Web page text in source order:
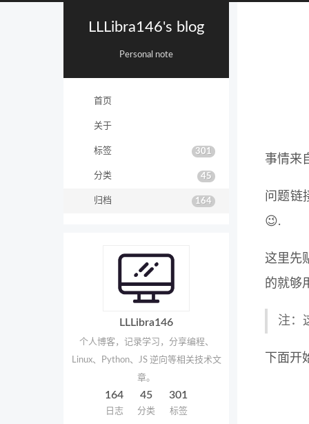
LLLibra146's blog
Personal note
首页
关于
标签 301
分类 45
归档 164
LLLibra146
个人博客，记录学习，分享编程、
Linux、Python、JS 逆向等相关技术文
章。
164
日志
45
分类
301
标签
事情来
问题链
😉.
这里先
的就够
注：
下面